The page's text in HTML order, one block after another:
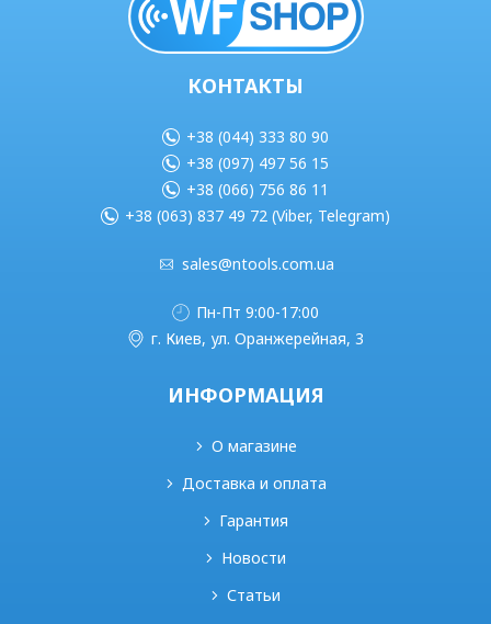
КОНТАКТЫ
+38 (044) 333 80 90
+38 (097) 497 56 15
+38 (066) 756 86 11
+38 (063) 837 49 72 (Viber, Telegram)
sales@ntools.com.ua
Пн-Пт 9:00-17:00
г. Киев, ул. Оранжерейная, 3
ИНФОРМАЦИЯ
О магазине
Доставка и оплата
Гарантия
Новости
Статьи